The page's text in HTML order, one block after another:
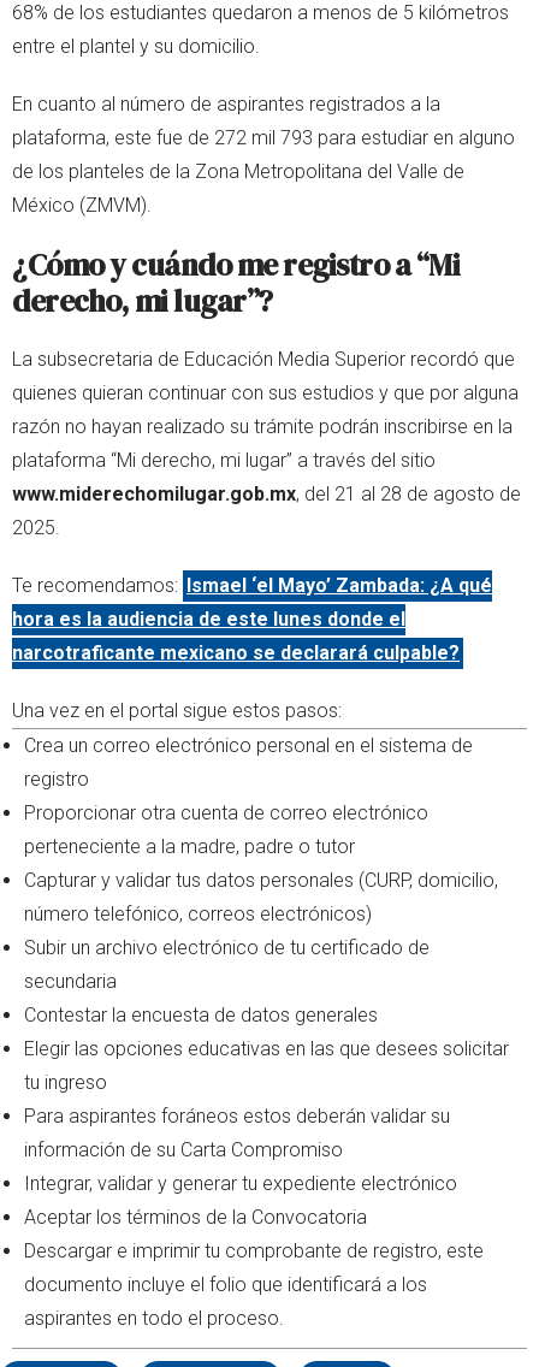
68% de los estudiantes quedaron a menos de 5 kilómetros
entre el plantel y su domicilio.
En cuanto al número de aspirantes registrados a la
plataforma, este fue de 272 mil 793 para estudiar en alguno
de los planteles de la Zona Metropolitana del Valle de
México (ZMVM).
¿Cómo y cuándo me registro a “Mi
derecho, mi lugar”?
La subsecretaria de Educación Media Superior recordó que
quienes quieran continuar con sus estudios y que por alguna
razón no hayan realizado su trámite podrán inscribirse en la
plataforma “Mi derecho, mi lugar” a través del sitio
www.miderechomilugar.gob.mx, del 21 al 28 de agosto de
2025.
Te recomendamos:
Ismael ‘el Mayo’ Zambada: ¿A qué
hora es la audiencia de este lunes donde el
narcotraficante mexicano se declarará culpable?
Una vez en el portal sigue estos pasos:
Crea un correo electrónico personal en el sistema de
registro
Proporcionar otra cuenta de correo electrónico
perteneciente a la madre, padre o tutor
Capturar y validar tus datos personales (CURP, domicilio,
número telefónico, correos electrónicos)
Subir un archivo electrónico de tu certificado de
secundaria
Contestar la encuesta de datos generales
Elegir las opciones educativas en las que desees solicitar
tu ingreso
Para aspirantes foráneos estos deberán validar su
información de su Carta Compromiso
Integrar, validar y generar tu expediente electrónico
Aceptar los términos de la Convocatoria
Descargar e imprimir tu comprobante de registro, este
documento incluye el folio que identificará a los
aspirantes en todo el proceso.